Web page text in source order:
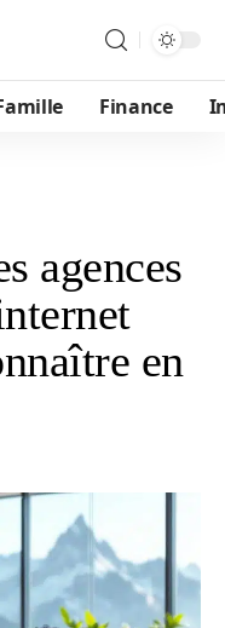
Finance
agences
en